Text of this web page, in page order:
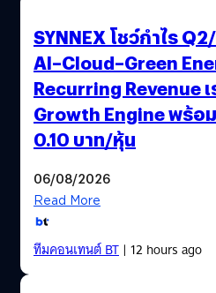
SYNNEX โชว์กำไร
AI–Cloud–Green
Recurring Revenue
Growth Engine พร้อ
0.10 บาท/หุ้น
06/08/2026
Read More
ทีมคอนเทนต์ BT| 12 hours ago